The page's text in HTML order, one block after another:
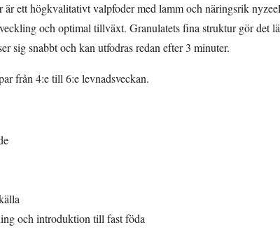
ett högkvalitativt valpfoder med lamm och näringsrik
och optimal tillväxt. Granulatets fina struktur gör det
sig snabbt och kan utfodras redan efter 3 minuter.
från 4:e till 6:e levnadsveckan.
och introduktion till fast föda